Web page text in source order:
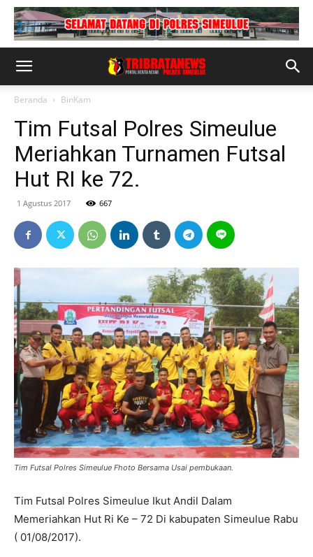
Beranda BinKam
Tim Futsal Polres Simeulue
Meriahkan Turnamen Futsal
Hut RI ke 72.
1 Agustus 2017 667
Tim Futsal Polres Simeulue Fhoto Bersama Usai pembukaan.
Tim Futsal Polres Simeulue Ikut Andil Dalam
Memeriahkan Hut Ri Ke – 72 Di kabupaten Simeulue Rabu
( 01/08/2017).